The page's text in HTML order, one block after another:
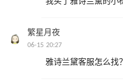
繁星月夜
06-15 20:27
雅诗兰黛客服怎么找？